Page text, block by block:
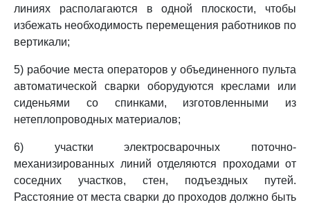
линиях располагаются в одной плоскости, чтобы
избежать необходимость перемещения работников по
вертикали;
5) рабочие места операторов у объединенного пульта
автоматической сварки оборудуются креслами или
сиденьями со спинками, изготовленными из
нетеплопроводных материалов;
6) участки электросварочных поточно-
механизированных линий отделяются проходами от
соседних участков, стен, подъездных путей.
Расстояние от места сварки до проходов должно быть